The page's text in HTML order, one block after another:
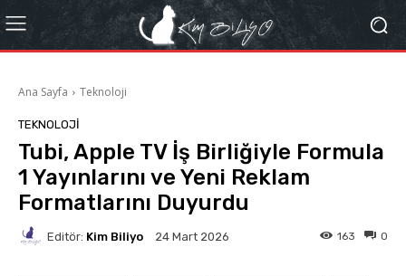
Ana Sayfa Teknoloji
TEKNOLOJI
Tubi, Apple TV İş Birliğiyle Formula
1 Yayınlarını ve Yeni Reklam
Formatlarını Duyurdu
Editör: Kim Biliyo 24 Mart 2026 0
163